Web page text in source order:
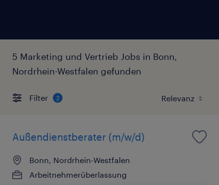
5 Marketing und Vertrieb Jobs in Bonn,
Nordrhein-Westfalen gefunden
Filter 2
Außendienstberater (m/w/d)
Bonn, Nordrhein-Westfalen
Arbeitnehmerüberlassung